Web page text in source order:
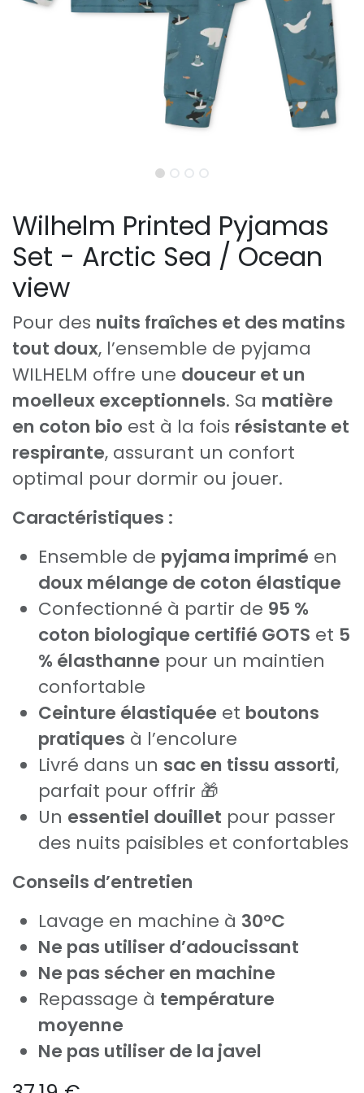
Wilhelm Printed Pyjamas
Set - Arctic Sea / Ocean
view
Pour des nuits fraîches et des matins
tout doux, l’ensemble de pyjama
WILHELM offre une douceur et un
moelleux exceptionnels. Sa matière
en coton bio est à la fois résistante et
respirante, assurant un confort
optimal pour dormir ou jouer.
Caractéristiques :
Ensemble de pyjama imprimé en
doux mélange de coton élastique
Confectionné à partir de 95 %
coton biologique certifié GOTS et 5
% élasthanne pour un maintien
confortable
Ceinture élastiquée et boutons
pratiques à l’encolure
Livré dans un sac en tissu assorti,
parfait pour offrir 🎁
Un essentiel douillet pour passer
des nuits paisibles et confortables
Conseils d’entretien
Lavage en machine à 30°C
Ne pas utiliser d’adoucissant
Ne pas sécher en machine
Repassage à température
moyenne
Ne pas utiliser de la javel